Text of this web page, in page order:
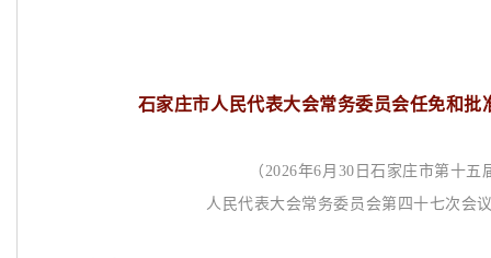
石家庄市人民代表大会常务委员会任免和批
（2026年6月30日石家庄市第十五
人民代表大会常务委员会第四十七次会